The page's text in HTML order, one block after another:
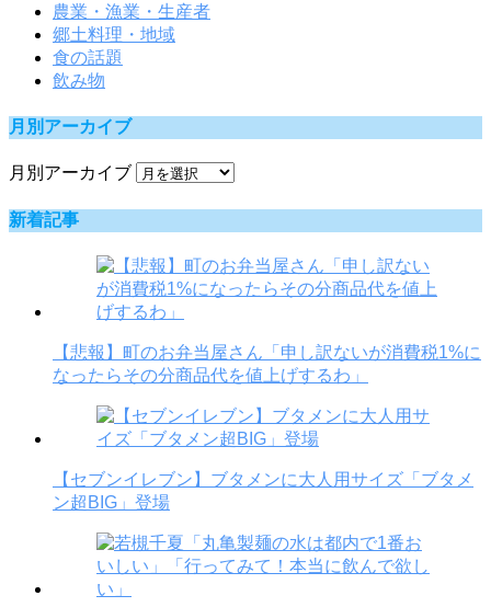
農業・漁業・生産者
郷土料理・地域
食の話題
飲み物
月別アーカイブ
月別アーカイブ
新着記事
【悲報】町のお弁当屋さん「申し訳ないが消費税1%に
なったらその分商品代を値上げするわ」
【セブンイレブン】ブタメンに大人用サイズ「ブタメ
ン超BIG」登場